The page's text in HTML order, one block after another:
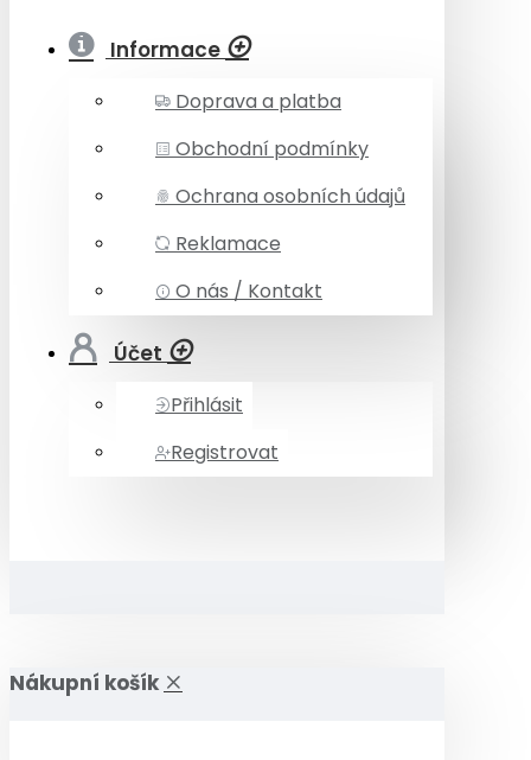
Informace
Doprava a platba
Obchodní podmínky
Ochrana osobních údajů
Reklamace
O nás / Kontakt
Účet
Přihlásit
Registrovat
Nákupní košík